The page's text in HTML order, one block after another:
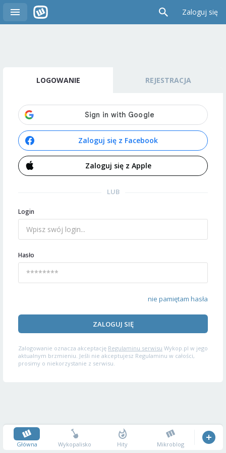
Zaloguj się
LOGOWANIE REJESTRACJA
Zaloguj się z Facebook
Zaloguj się z Apple
LUB
Login
Hasło
nie pamiętam hasła
ZALOGUJ SIĘ
Zalogowanie oznacza akceptację Regulaminu serwisu Wykop.pl w jego
aktualnym brzmieniu. Jeśli nie akceptujesz Regulaminu w całości,
prosimy o niekorzystanie z serwisu.
Główna Wykopalisko Hity Mikroblog